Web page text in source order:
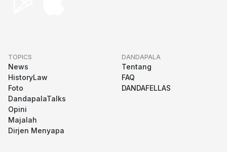
TOPICS
News
HistoryLaw
Foto
DandapalaTalks
Opini
Majalah
Dirjen Menyapa
DANDAPALA
Tentang
FAQ
DANDAFELLAS